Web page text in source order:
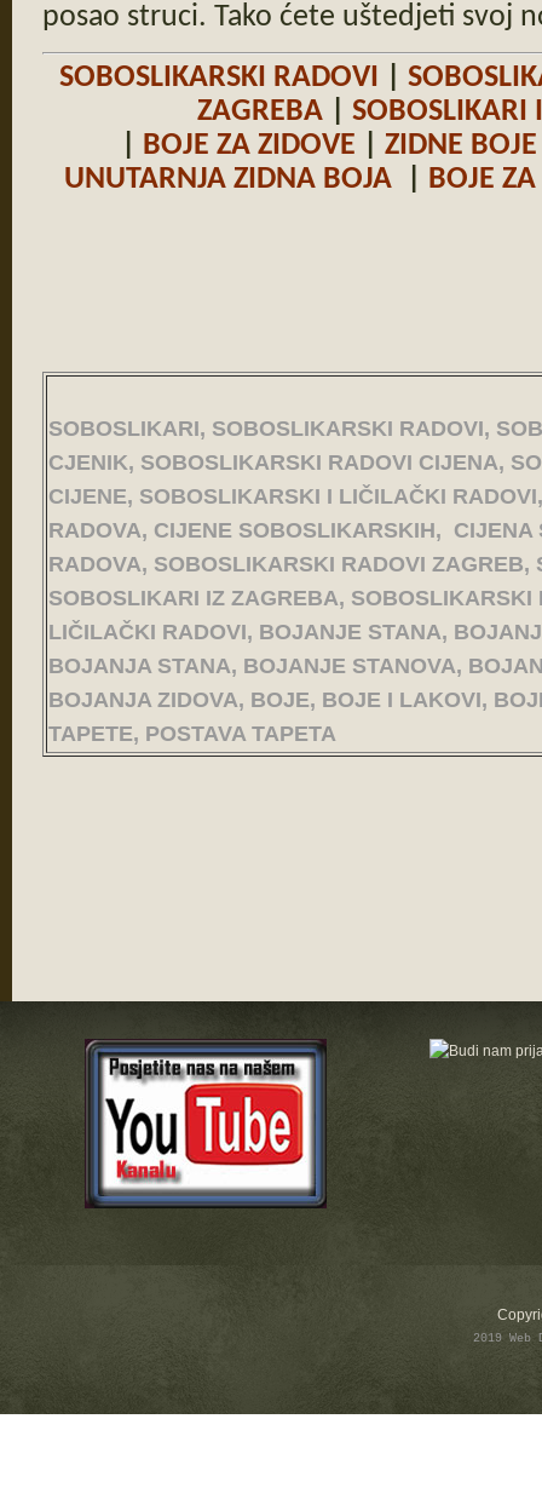
posao struci. Tako ćete uštedjeti svoj
SOBOSLIKARSKI RADOVI
ZAGREBA
SOBOSLIKARI
BOJE ZA ZIDOVE ZIDNE BOJE
UNUTARNJA ZIDNA BOJA| BOJE
SOBOSLIKARI, SOBOSLIKARSKI RADOVI,
CJENIK, SOBOSLIKARSKI RADOVI CIJENA,
CIJENE, SOBOSLIKARSKI I LIČILAČKI
RADOVA, CIJENE SOBOSLIKARSKIH, CIJENA
RADOVA, SOBOSLIKARSKI RADOVI ZAGREB,
SOBOSLIKARI IZ ZAGREBA, SOBOSLIKARSKI
LIČILAČKI RADOVI, BOJANJE STANA,
BOJANJA STANA, BOJANJE STANOVA,
BOJANJA ZIDOVA, BOJE, BOJE I LAKOVI,
TAPETE, POSTAVA TAPETA
2019